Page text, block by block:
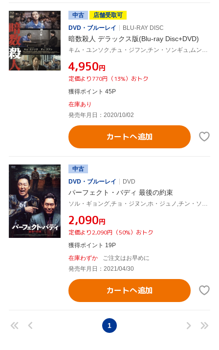
中古
店舗受取可
DVD・ブルーレイ
BLU-RAY DISC
暗数殺人 デラックス版(Blu-ray Disc+DVD)
¥4,950円
定価より770円（13%）おトク
獲得ポイント 45P
在庫あり
発売年月日：2020/10/02
カートへ追加
中古
DVD・ブルーレイ
DVD
パーフェクト・バディ 最後の約束
¥2,090円
定価より2,090円（50%）おトク
獲得ポイント 19P
在庫わずか
ご注文はお早めに
発売年月日：2021/04/30
カートへ追加
1